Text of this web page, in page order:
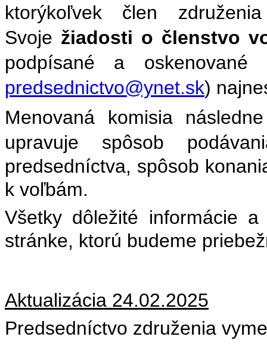
ktorýkoľvek člen
Svoje žiadosti o členstvo
podpísané a
predsednictvo@ynet.sk)
Menovaná komisia
upravuje spôsob
predsedníctva, spôsob
k voľbám.
Všetky dôležité informácie
stránke, ktorú budeme
Aktualizácia 24.02.2025
Predsedníctvo združenia